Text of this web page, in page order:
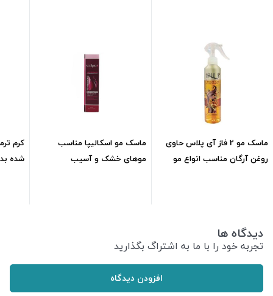
ماسک مو 2 فاز آی پلاس حاوی
روغن آرگان مناسب انواع مو
ماسک مو اسکالیپا مناسب
موهای خشک و آسیب
کرم
شده
دیدگاه ها
تجربه خود را با ما به اشتراگ بگذارید
افزودن دیدگاه